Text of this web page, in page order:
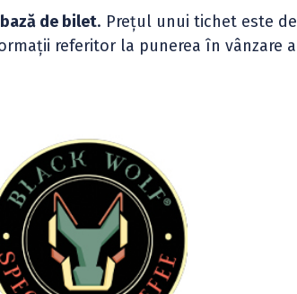
de bilet. Prețul unui tichet este de
referitor la punerea în vânzare a